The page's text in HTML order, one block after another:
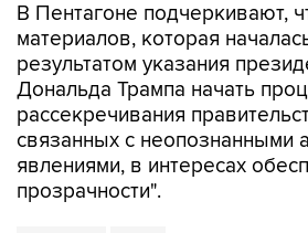
В Пентагоне подчеркивают,
материалов, которая
результатом указания
Дональда Трампа начать
рассекречивания
связанных с неопознанными
явлениями, в интересах
прозрачности".